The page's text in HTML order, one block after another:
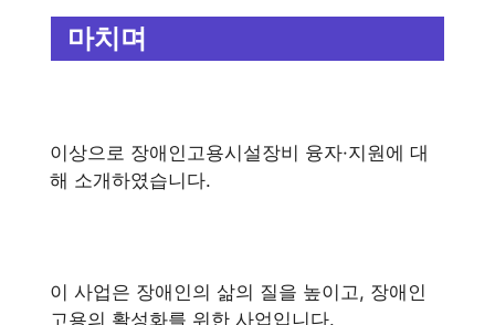
마치며
이상으로 장애인고용시설장비 융자·지원에 대
해 소개하였습니다.
이 사업은 장애인의 삶의 질을 높이고, 장애인
고용의 활성화를 위한 사업입니다.